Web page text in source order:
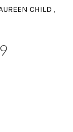
CHILD ,